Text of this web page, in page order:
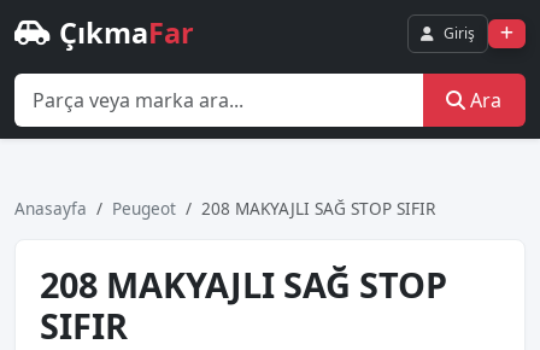
ÇıkmaFar Giriş
Ara
Anasayfa Peugeot 208 MAKYAJLI SAĞ STOP SIFIR
208 MAKYAJLI SAĞ STOP
SIFIR